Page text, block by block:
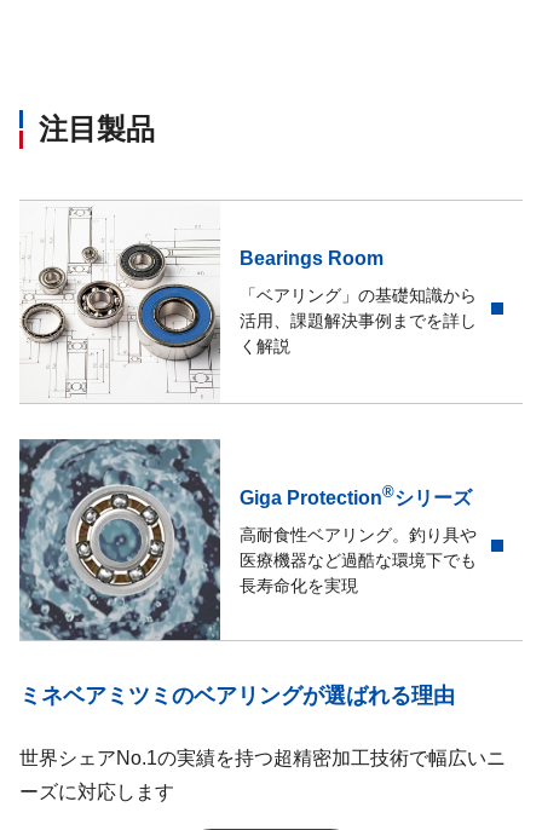
注目製品
Bearings Room
「ベアリング」の基礎知識から
活用、課題解決事例までを詳し
く解説
Giga Protection®シリーズ
高耐食性ベアリング。釣り具や
医療機器など過酷な環境下でも
長寿命化を実現
ミネベアミツミのベアリングが選ばれる理由
世界シェアNo.1の実績を持つ超精密加工技術で幅広いニ
ーズに対応します